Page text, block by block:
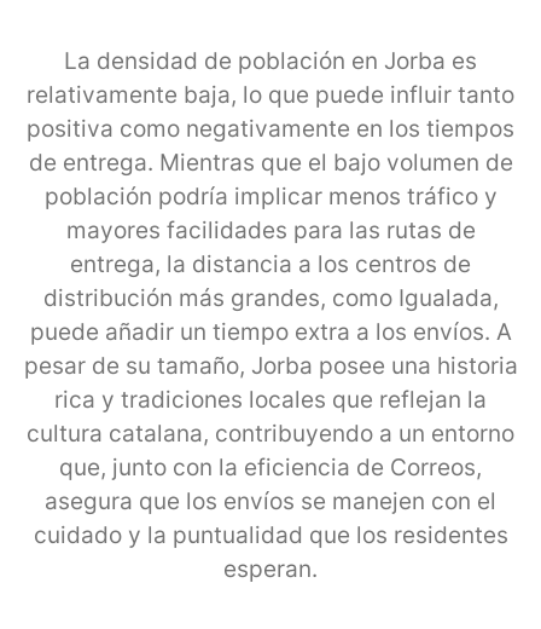
La densidad de población en Jorba es
relativamente baja, lo que puede influir tanto
positiva como negativamente en los tiempos
de entrega. Mientras que el bajo volumen de
población podría implicar menos tráfico y
mayores facilidades para las rutas de
entrega, la distancia a los centros de
distribución más grandes, como Igualada,
puede añadir un tiempo extra a los envíos. A
pesar de su tamaño, Jorba posee una historia
rica y tradiciones locales que reflejan la
cultura catalana, contribuyendo a un entorno
que, junto con la eficiencia de Correos,
asegura que los envíos se manejen con el
cuidado y la puntualidad que los residentes
esperan.